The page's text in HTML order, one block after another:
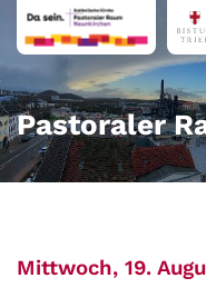
Zum Inhalt springen
Pastoraler
Mittwoch, 19.